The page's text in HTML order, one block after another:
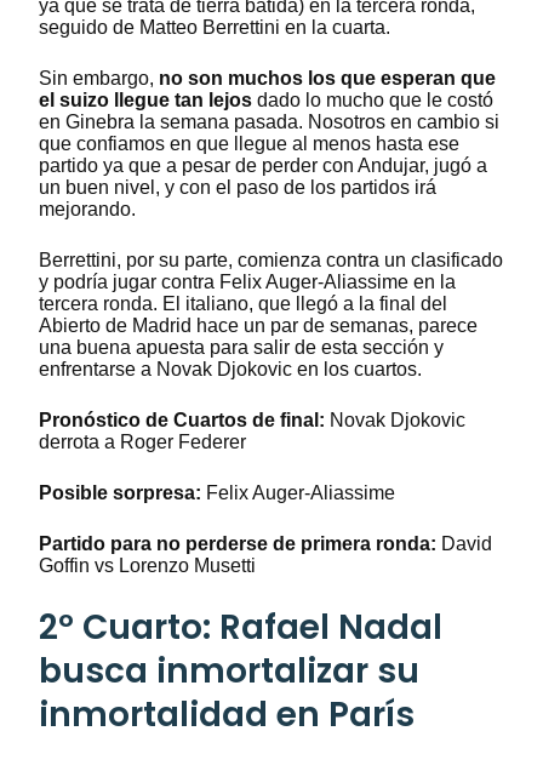
ya que se trata de tierra batida) en la tercera ronda,
seguido de Matteo Berrettini en la cuarta.
Sin embargo, no son muchos los que esperan que
el suizo llegue tan lejos dado lo mucho que le costó
en Ginebra la semana pasada. Nosotros en cambio si
que confiamos en que llegue al menos hasta ese
partido ya que a pesar de perder con Andujar, jugó a
un buen nivel, y con el paso de los partidos irá
mejorando.
Berrettini, por su parte, comienza contra un clasificado
y podría jugar contra Felix Auger-Aliassime en la
tercera ronda. El italiano, que llegó a la final del
Abierto de Madrid hace un par de semanas, parece
una buena apuesta para salir de esta sección y
enfrentarse a Novak Djokovic en los cuartos.
Pronóstico de Cuartos de final: Novak Djokovic
derrota a Roger Federer
Posible sorpresa: Felix Auger-Aliassime
Partido para no perderse de primera ronda: David
Goffin vs Lorenzo Musetti
2º Cuarto: Rafael Nadal
busca inmortalizar su
inmortalidad en París